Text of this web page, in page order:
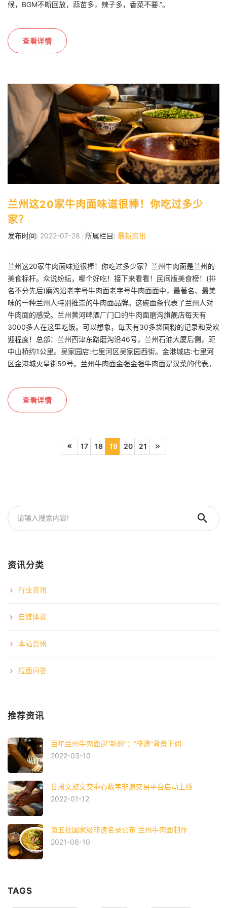
候，BGM不断回放，蒜苗多，辣子多，香菜不要.”。
查看详情
兰州这20家牛肉面味道很棒！你吃过多少
家？
发布时间: 2022-07-28 所属栏目: 最新资讯
兰州这20家牛肉面味道很棒！你吃过多少家？兰州牛肉面是兰州的
美食标杆。众说纷纭，哪个好吃！接下来看看！民间版美食榜！(排
名不分先后)磨沟沿老字号牛肉面老字号牛肉面面中，最著名、最美
味的一种兰州人特别推崇的牛肉面品牌。这碗面条代表了兰州人对
牛肉面的感受。兰州黄河啤酒厂门口的牛肉面磨沟旗舰店每天有
3000多人在这里吃饭。可以想象，每天有30多袋面粉的记录和受欢
迎程度！总部：兰州西津东路磨沟沿46号，兰州石油大厦后侧，距
中山桥约1公里。吴家园店:七里河区吴家园西街。金港城店:七里河
区金港城火星街59号。兰州牛肉面金强金强牛肉面是汉菜的代表。
查看详情
17 18 19 20 21
资讯分类
行业资讯
自媒体说
本站资讯
拉面问答
推荐资讯
百年兰州牛肉面迎“新题”：“非遗”背景下如
2022-03-10
甘肃文旅文交中心数字非遗交易平台启动上线
2022-01-12
第五批国家级非遗名录公布 兰州牛肉面制作
2021-06-10
TAGS